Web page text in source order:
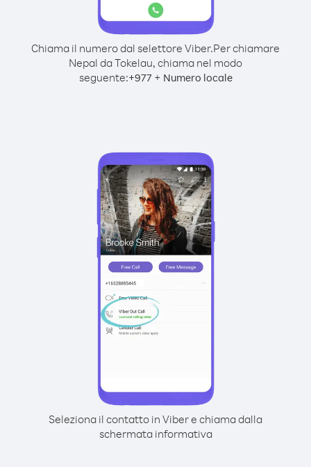
Chiama il numero dal selettore Viber.Per chiamare
Nepal da Tokelau, chiama nel modo
seguente:+977+ Numero locale
Seleziona il contatto in Viber e chiama dalla
schermata informativa